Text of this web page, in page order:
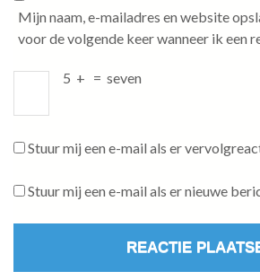
Mijn naam, e-mailadres en website
voor de volgende keer wanneer ik een
5 + = seven
Stuur mij een e-mail als er
Stuur mij een e-mail als er nieuwe